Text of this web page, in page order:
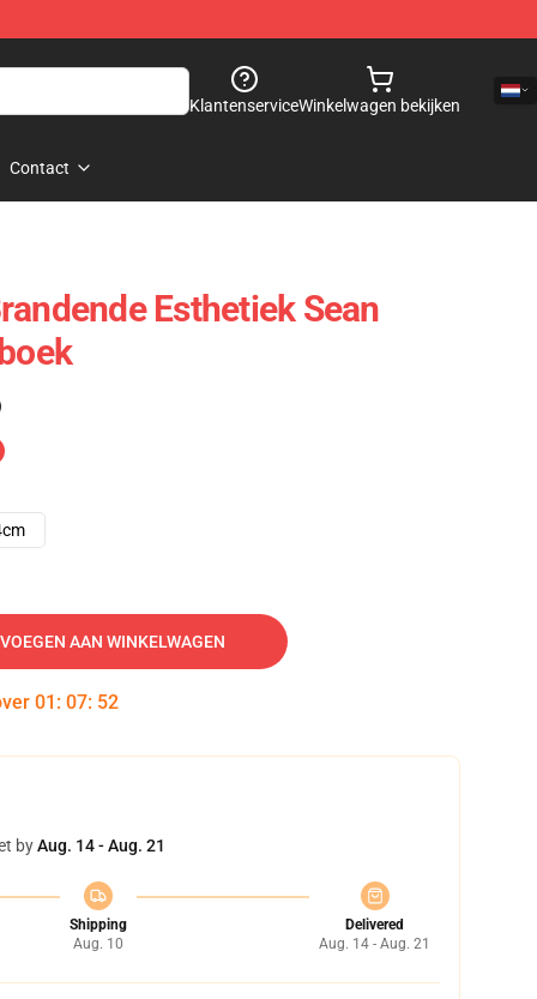
KlantenserviceWinkelwagen bekijken
Contact
Esthetiek Sean
AAN WINKELWAGEN
01 : 07: 51
byAug. 14 - Aug. 21
Shipping
Aug. 10
Delivered
Aug. 14 - Aug. 21